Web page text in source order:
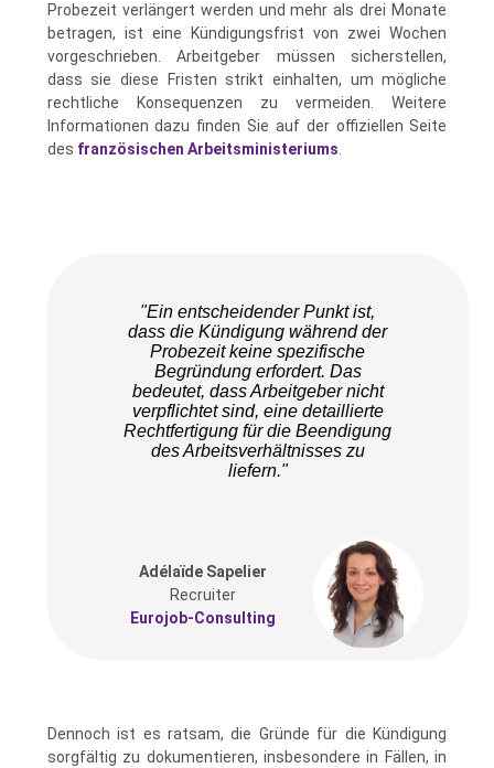
Probezeit verlängert werden und mehr als drei Monate
betragen, ist eine Kündigungsfrist von zwei Wochen
vorgeschrieben. Arbeitgeber müssen sicherstellen,
dass sie diese Fristen strikt einhalten, um mögliche
rechtliche Konsequenzen zu vermeiden. Weitere
Informationen dazu finden Sie auf der offiziellen Seite
des französischen Arbeitsministeriums.
"Ein entscheidender Punkt ist,
dass die Kündigung während der
Probezeit keine spezifische
Begründung erfordert. Das
bedeutet, dass Arbeitgeber nicht
verpflichtet sind, eine detaillierte
Rechtfertigung für die Beendigung
des Arbeitsverhältnisses zu
liefern."
Adélaïde Sapelier
Recruiter
Eurojob-Consulting
Dennoch ist es ratsam, die Gründe für die Kündigung
sorgfältig zu dokumentieren, insbesondere in Fällen, in